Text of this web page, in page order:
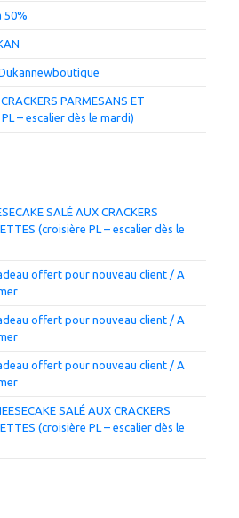
50%
PARMESANS ET
– escalier dès le mardi)
SALÉ AUX CRACKERS
(croisière PL – escalier dès le
offert pour nouveau client / A
offert pour nouveau client / A
offert pour nouveau client / A
SALÉ AUX CRACKERS
(croisière PL – escalier dès le